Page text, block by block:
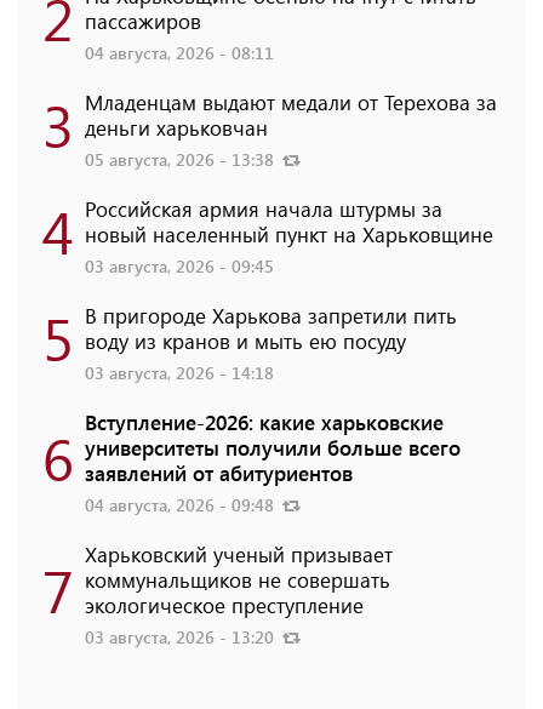
2 пассажиров
04 августа, 2026 - 08:11
3 Младенцам выдают медали от Терехова за
деньги харьковчан
05 августа, 2026 - 13:38
4 Российская армия начала штурмы за
новый населенный пункт на Харьковщине
03 августа, 2026 - 09:45
5 В пригороде Харькова запретили пить
воду из кранов и мыть ею посуду
03 августа, 2026 - 14:18
6 Вступление-2026: какие харьковские
университеты получили больше всего
заявлений от абитуриентов
04 августа, 2026 - 09:48
7 Харьковский ученый призывает
коммунальщиков не совершать
экологическое преступление
03 августа, 2026 - 13:20